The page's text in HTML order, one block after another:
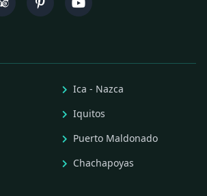
Ica - Nazca
Iquitos
Puerto Maldonado
Chachapoyas